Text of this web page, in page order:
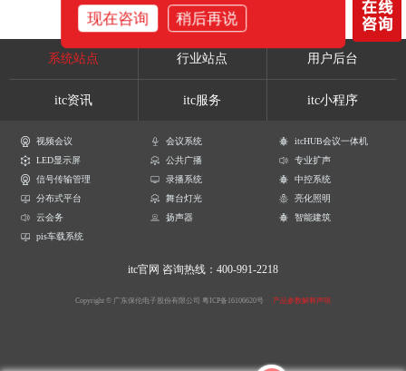
系统站点 行业站点 用户后台
itc资讯 itc服务 itc小程序
视频会议 会议系统
itcHUB会议一体机
LED显示屏
公共广播
专业扩声
信号传输管理
录播系统
中控系统
分布式平台
舞台灯光
亮化照明
云会务
扬声器
智能建筑
pis车载系统
itc官网 咨询热线：400-991-2218
Copyright © 广东保伦电子股份有限公司 粤ICP备16106620号 产品参数解释声明
现在咨询 稍后再说